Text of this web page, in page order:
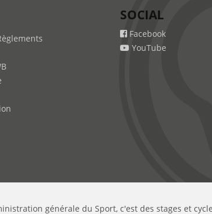
SOCIAL
Facebook
YouTube
générale du Sport, c'est des stages et